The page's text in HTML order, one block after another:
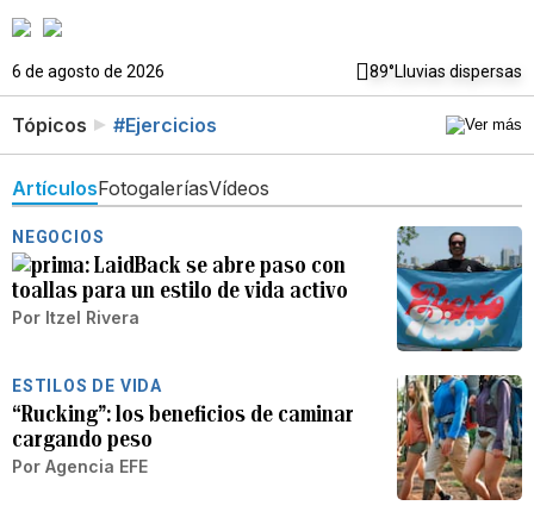
6 de agosto de 2026 89°Lluvias dispersas
Tópicos #Ejercicios
ArtículosFotogaleríasVídeos
NEGOCIOS
LaidBack se abre paso con
toallas para un estilo de vida activo
Por Itzel Rivera
ESTILOS DE VIDA
­“Rucking”: los beneficios de caminar
cargando peso
Por Agencia EFE